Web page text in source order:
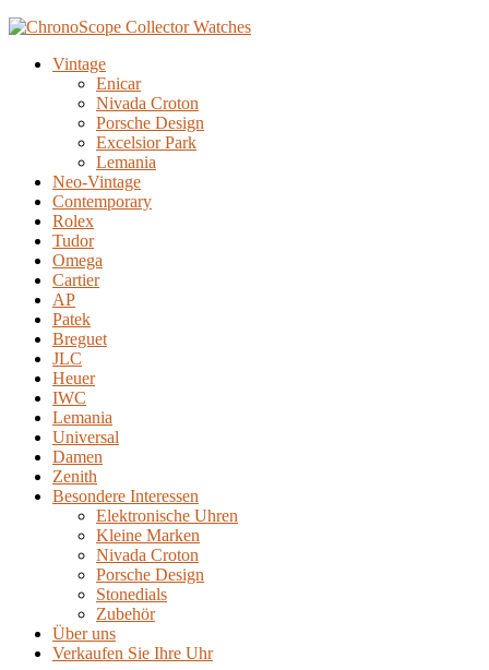
Vintage
Enicar
Nivada Croton
Porsche Design
Excelsior Park
Lemania
Neo-Vintage
Contemporary
Rolex
Tudor
Omega
Cartier
AP
Patek
Breguet
JLC
Heuer
IWC
Lemania
Universal
Damen
Zenith
Besondere Interessen
Elektronische Uhren
Kleine Marken
Nivada Croton
Porsche Design
Stonedials
Zubehör
Über uns
Verkaufen Sie Ihre Uhr